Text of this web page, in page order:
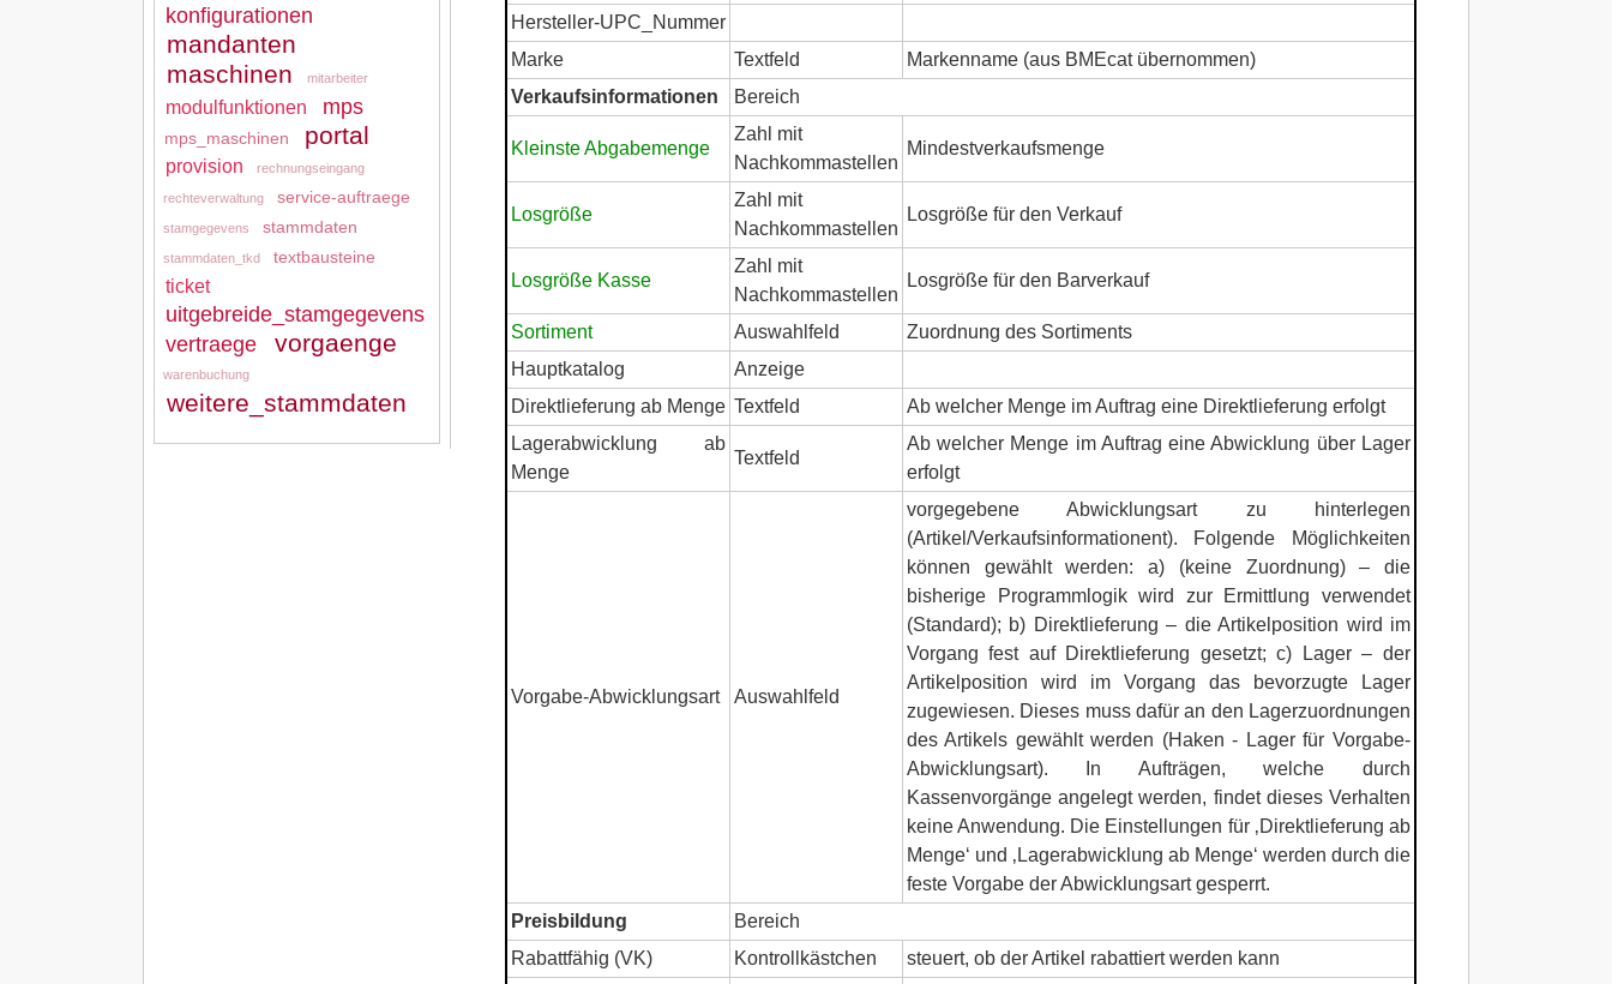
konfigurationen
mandanten
maschinen
mitarbeiter
modulfunktionen mps
mps_maschinen portal
provision rechnungseingang
rechteverwaltung service-auftraege
stamgegevens stammdaten
stammdaten_tkd textbausteine
ticket
uitgebreide_stamgegevens
vertraege
vorgaenge
warenbuchung
weitere_stammdaten
Hersteller-UPC_Nummer
Marke
Textfeld
Markenname (aus BMEcat übernommen)
Verkaufsinformationen
Bereich
Kleinste Abgabemenge
Zahl mit
Nachkommastellen
Mindestverkaufsmenge
Losgröße
Zahl mit
Nachkommastellen
Losgröße für den Verkauf
Losgröße Kasse
Zahl mit
Nachkommastellen
Losgröße für den Barverkauf
Sortiment Auswahlfeld
Zuordnung des Sortiments
Hauptkatalog
Anzeige
Direktlieferung ab Menge Textfeld
Ab welcher Menge im Auftrag eine Direktlieferung erfolgt
Lagerabwicklung ab
Menge
Textfeld
Ab welcher Menge im Auftrag eine Abwicklung über Lager
erfolgt
Vorgabe-Abwicklungsart Auswahlfeld
vorgegebene Abwicklungsart zu hinterlegen
(Artikel/Verkaufsinformationent). Folgende Möglichkeiten
können gewählt werden: a) (keine Zuordnung) – die
bisherige Programmlogik wird zur Ermittlung verwendet
(Standard); b) Direktlieferung – die Artikelposition wird im
Vorgang fest auf Direktlieferung gesetzt; c) Lager – der
Artikelposition wird im Vorgang das bevorzugte Lager
zugewiesen. Dieses muss dafür an den Lagerzuordnungen
des Artikels gewählt werden (Haken - Lager für Vorgabe-
Abwicklungsart). In Aufträgen, welche durch
Kassenvorgänge angelegt werden, findet dieses Verhalten
keine Anwendung. Die Einstellungen für ‚Direktlieferung ab
Menge‘ und ‚Lagerabwicklung ab Menge‘ werden durch die
feste Vorgabe der Abwicklungsart gesperrt.
Preisbildung
Bereich
Rabattfähig (VK)
Kontrollkästchen steuert, ob der Artikel rabattiert werden kann